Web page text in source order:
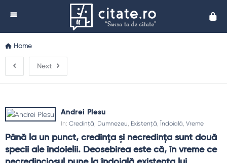
Home
Next
Andrei Plesu
In: Credință, Dumnezeu, Existență, Îndoială, Vreme
Până la un punct, credinţa şi necredinţa sunt două
specii ale îndoielii. Deosebirea este că, în vreme ce